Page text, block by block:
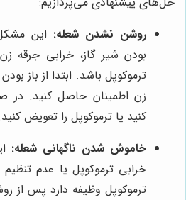
روشن نشدن شعله: این
بودن شیر گاز، خرابی جرقه
ترموکوپل باشد. ابتدا از باز
زن اطمینان حاصل کنید. در
کنید یا ترموکوپل را تعویض
خاموش شدن ناگهانی شعله:
خرابی ترموکوپل یا عدم
ترموکوپل وظیفه دارد پس از